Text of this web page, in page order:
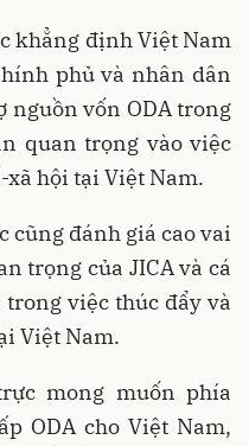
khẳng định Việt Nam
phủ và nhân dân
nguồn vốn ODA trong
quan trọng vào việc
hội tại Việt Nam.
cũng đánh giá cao vai
trọng của JICA và cá
việc thúc đẩy và
Việt Nam.
mong muốn phía
ODA cho Việt Nam,